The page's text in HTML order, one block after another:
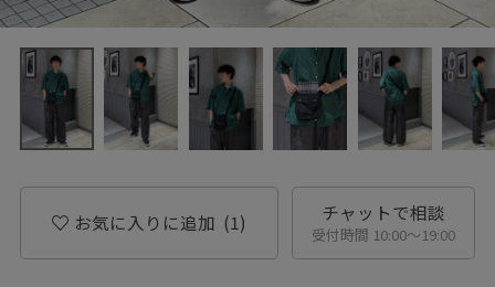
お気に入りに追加 (1) チャットで相談
受付時間 10:00〜19:00